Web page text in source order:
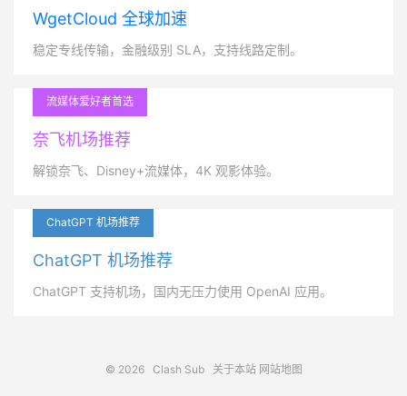
WgetCloud 全球加速
稳定专线传输，金融级别 SLA，支持线路定制。
流媒体爱好者首选
奈飞机场推荐
解锁奈飞、Disney+流媒体，4K 观影体验。
ChatGPT 机场推荐
ChatGPT 机场推荐
ChatGPT 支持机场，国内无压力使用 OpenAI 应用。
© 2026 Clash Sub 关于本站 网站地图